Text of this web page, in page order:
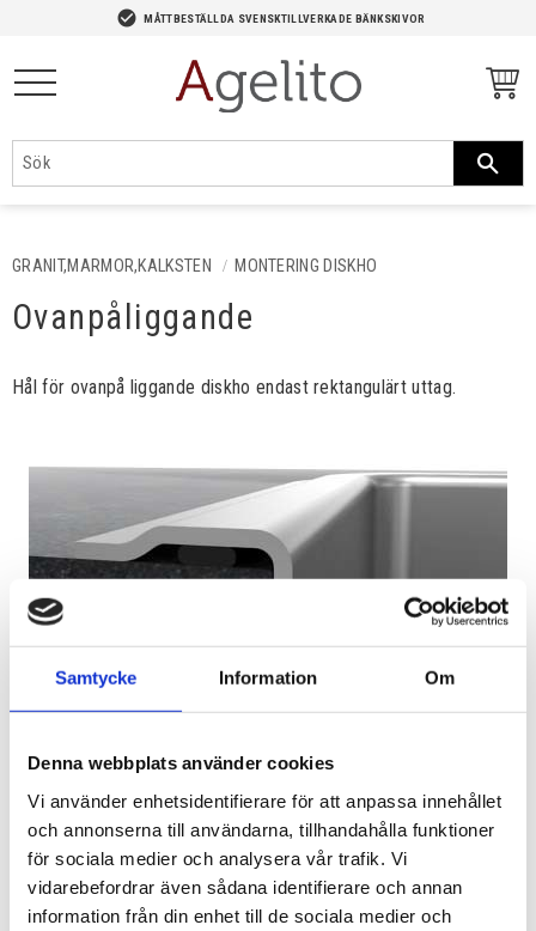
Samtycke Information Om
Denna webbplats använder cookies
Vi använder enhetsidentifierare för att anpassa innehållet
och annonserna till användarna, tillhandahålla funktioner
för sociala medier och analysera vår trafik. Vi
vidarebefordrar även sådana identifierare och annan
information från din enhet till de sociala medier och
check_circle MÅTTBESTÄLLDA SVENSKTILLVERKADE BÄNKSKIVOR
GRANIT,MARMOR,KALKSTEN MONTERING DISKHO
Ovanpåliggande
Hål för ovanpå liggande diskho endast rektangulärt uttag.